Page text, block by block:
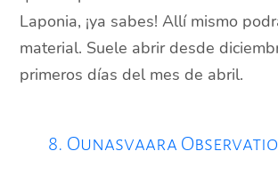
Laponia, ¡ya sabes! Allí mismo
material. Suele abrir desde
primeros días del mes de abril.
8. Ounasvaara